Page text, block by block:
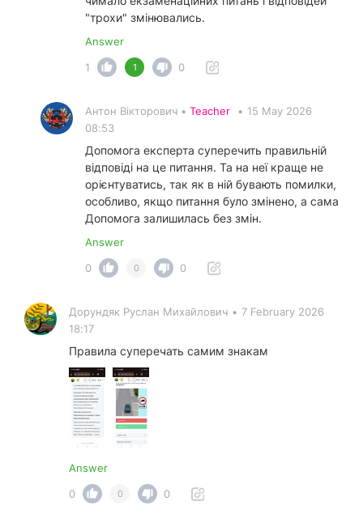
"трохи" змінювались.
Answer
1
1 0
Антон Вікторович • Teacher • 15 May 2026
08:53
Допомога експерта суперечить правильній
відповіді на це питання. Та на неї краще не
орієнтуватись, так як в ній бувають помилки,
особливо, якщо питання було змінено, а сама
Допомога залишилась без змін.
Answer
0
0 0
Дорундяк Руслан Михайлович • 7 February 2026
18:17
Правила суперечать самим знакам
Answer
0
0 0